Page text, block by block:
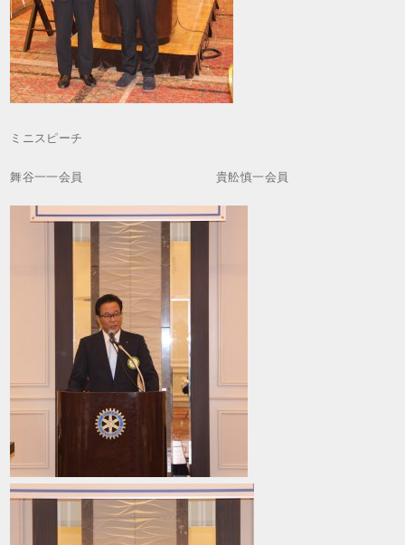
ミニスピーチ
舞谷一一会員 貴舩慎一会員